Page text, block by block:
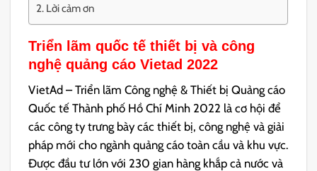
Lời cảm ơn
Triển lãm quốc tế thiết bị và công
nghệ quảng cáo Vietad 2022
VietAd – Triển lãm Công nghệ & Thiết bị Quảng cáo
Quốc tế Thành phố Hồ Chí Minh 2022 là cơ hội để
các công ty trưng bày các thiết bị, công nghệ và giải
pháp mới cho ngành quảng cáo toàn cầu và khu vực.
Được đầu tư lớn với 230 gian hàng khắp cả nước và